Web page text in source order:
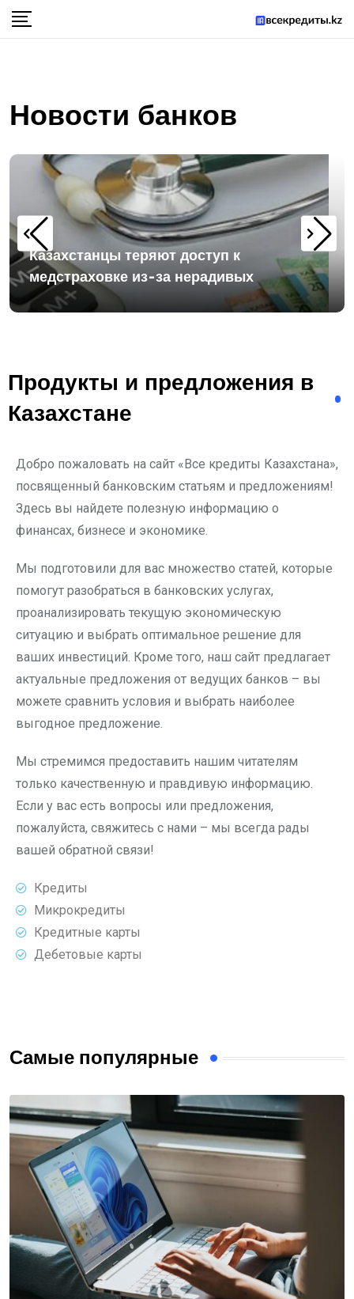
Новости банков
Казахстанцы теряют доступ к
медстраховке из-за нерадивых
Продукты и предложения в
Казахстане
Добро пожаловать на сайт «Все кредиты Казахстана»,
посвященный банковским статьям и предложениям!
Здесь вы найдете полезную информацию о
финансах, бизнесе и экономике.
Мы подготовили для вас множество статей, которые
помогут разобраться в банковских услугах,
проанализировать текущую экономическую
ситуацию и выбрать оптимальное решение для
ваших инвестиций. Кроме того, наш сайт предлагает
актуальные предложения от ведущих банков – вы
можете сравнить условия и выбрать наиболее
выгодное предложение.
Мы стремимся предоставить нашим читателям
только качественную и правдивую информацию.
Если у вас есть вопросы или предложения,
пожалуйста, свяжитесь с нами – мы всегда рады
вашей обратной связи!
Кредиты
Микрокредиты
Кредитные карты
Дебетовые карты
Самые популярные